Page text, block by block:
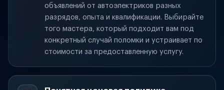
объявлений от автоэлектриков разных
разрядов, опыта и квалификации. Выбирайте
того мастера, который подходит вам под
конкретный случай поломки и устраивает по
стоимости за предоставленную услугу.